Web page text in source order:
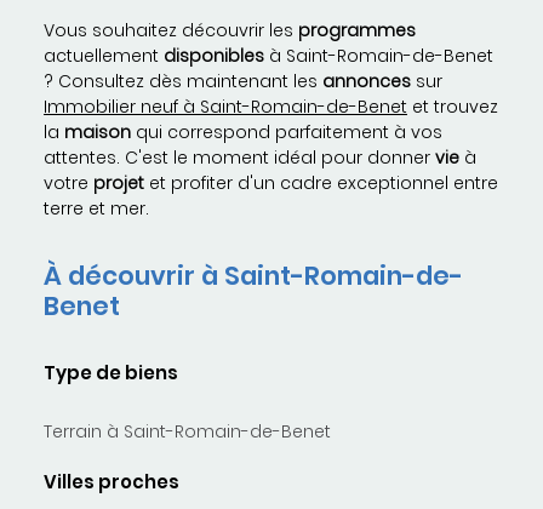
Vous souhaitez découvrir les programmes
actuellement disponibles à Saint-Romain-de-Benet
? Consultez dès maintenant les annonces sur
Immobilier neuf à Saint-Romain-de-Benet et trouvez
la maison qui correspond parfaitement à vos
attentes. C'est le moment idéal pour donner vie à
votre projet et profiter d'un cadre exceptionnel entre
terre et mer.
À découvrir à Saint-Romain-de-
Benet
Type de biens
Terrain à Saint-Romain-de-Benet
Villes proches